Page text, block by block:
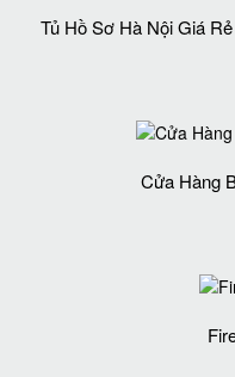
Tủ Hồ Sơ Hà Nội Giá
Cửa Hàng